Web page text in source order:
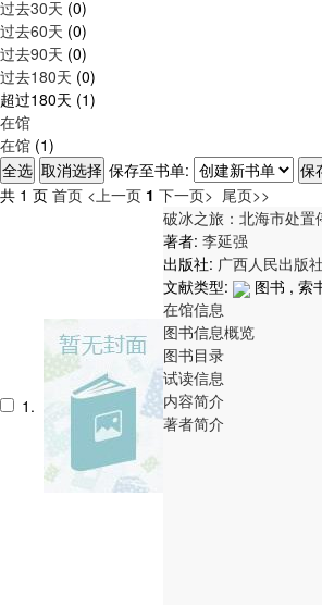
过去30天 (0)
过去60天 (0)
过去90天 (0)
过去180天 (0)
超过180天 (1)
在馆
在馆 (1)
保存至书单:
共 1 页 首页 <上一页 1 下一页> 尾页>>
1.
破冰之旅：北海市处置
著者: 李延强
出版社: 广西人民出版社
文献类型:
图书 , 索
在馆信息
图书信息概览
图书目录
试读信息
内容简介
著者简介